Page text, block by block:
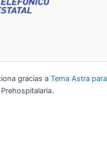
gracias a Tema Astra para
Prehospitalaria.